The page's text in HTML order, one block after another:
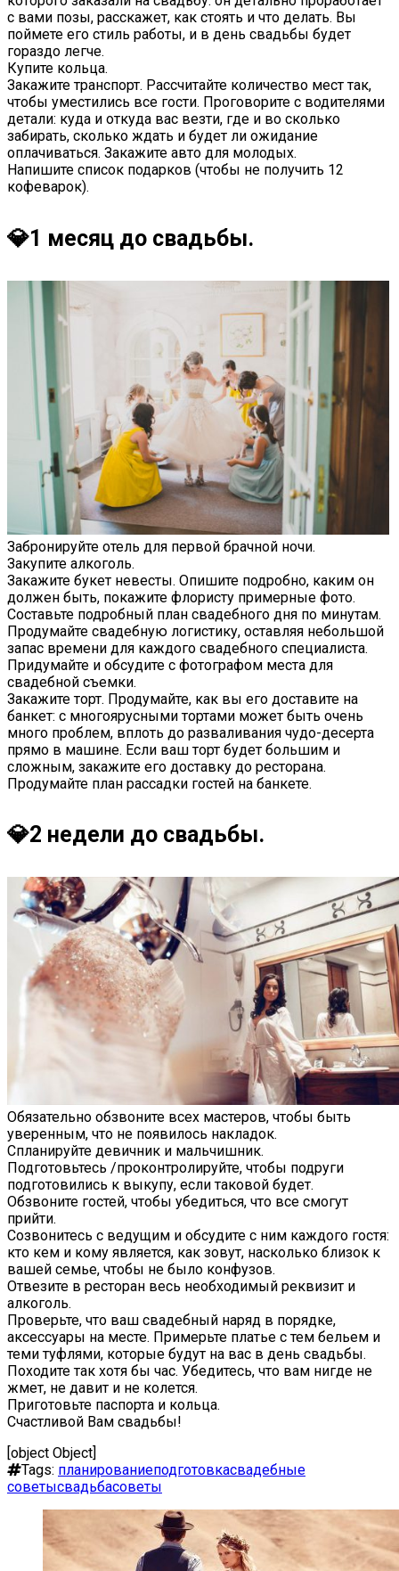
с вами позы, расскажет, как стоять и что делать. Вы
поймете его стиль работы, и в день свадьбы будет
гораздо легче.
Купите кольца.
Закажите транспорт. Рассчитайте количество мест так,
чтобы уместились все гости. Проговорите с водителями
детали: куда и откуда вас везти, где и во сколько
забирать, сколько ждать и будет ли ожидание
оплачиваться. Закажите авто для молодых.
Напишите список подарков (чтобы не получить 12
кофеварок).
💎1 месяц до свадьбы.
Забронируйте отель для первой брачной ночи.
Закупите алкоголь.
Закажите букет невесты. Опишите подробно, каким он
должен быть, покажите флористу примерные фото.
Составьте подробный план свадебного дня по минутам.
Продумайте свадебную логистику, оставляя небольшой
запас времени для каждого свадебного специалиста.
Придумайте и обсудите с фотографом места для
свадебной съемки.
Закажите торт. Продумайте, как вы его доставите на
банкет: с многоярусными тортами может быть очень
много проблем, вплоть до разваливания чудо-десерта
прямо в машине. Если ваш торт будет большим и
сложным, закажите его доставку до ресторана.
Продумайте план рассадки гостей на банкете.
💎2 недели до свадьбы.
Обязательно обзвоните всех мастеров, чтобы быть
уверенным, что не появилось накладок.
Спланируйте девичник и мальчишник.
Подготовьтесь /проконтролируйте, чтобы подруги
подготовились к выкупу, если таковой будет.
Обзвоните гостей, чтобы убедиться, что все смогут
прийти.
Созвонитесь с ведущим и обсудите с ним каждого гостя:
кто кем и кому является, как зовут, насколько близок к
вашей семье, чтобы не было конфузов.
Отвезите в ресторан весь необходимый реквизит и
алкоголь.
Проверьте, что ваш свадебный наряд в порядке,
аксессуары на месте. Примерьте платье с тем бельем и
теми туфлями, которые будут на вас в день свадьбы.
Походите так хотя бы час. Убедитесь, что вам нигде не
жмет, не давит и не колется.
Приготовьте паспорта и кольца.
Счастливой Вам свадьбы!
[object Object]
Tags: планированиеподготовкасвадебные
советысвадьбасоветы